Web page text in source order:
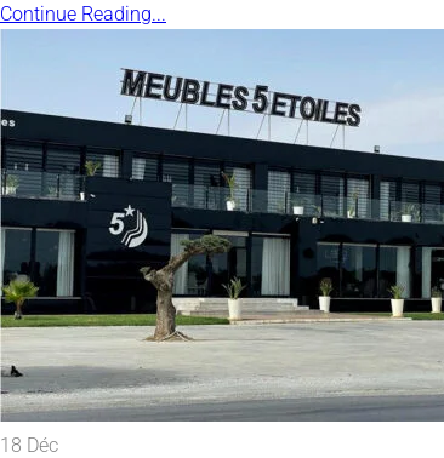
Continue Reading...
18 Déc